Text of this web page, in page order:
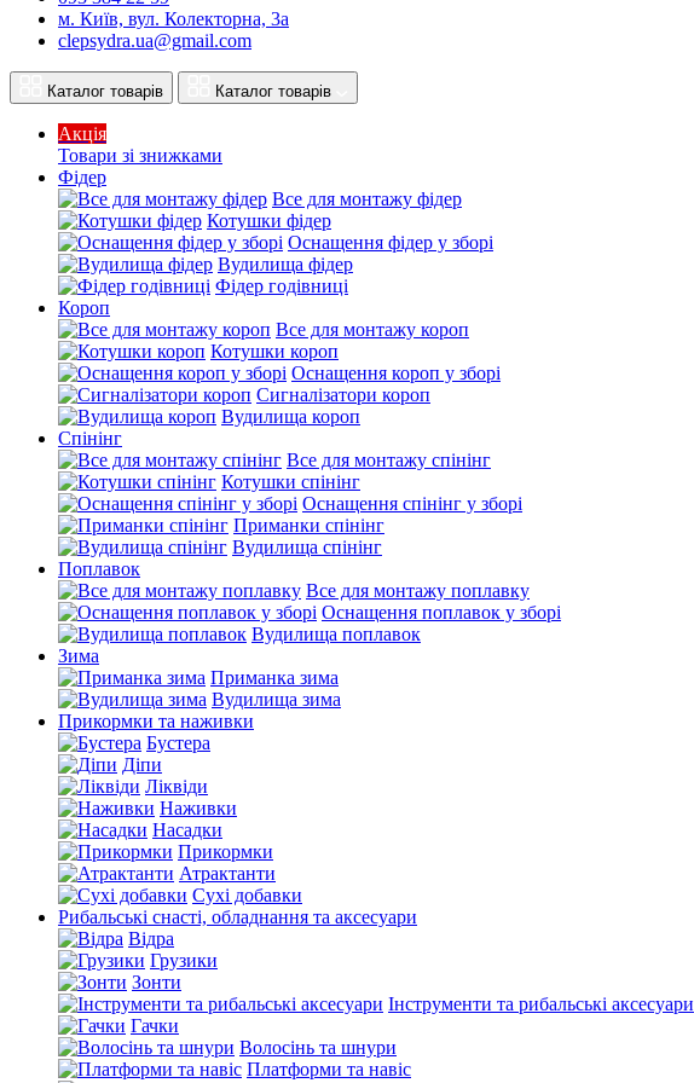
м. Київ, вул. Колекторна, 3а
clepsydra.ua@gmail.com
Каталог товарів Каталог товарів
Акція
Товари зі знижками
Фідер
Все для монтажу фідер
Котушки фідер
Оснащення фідер у зборі
Вудилища фідер
Фідер годівниці
Короп
Все для монтажу короп
Котушки короп
Оснащення короп у зборі
Сигналізатори короп
Вудилища короп
Спінінг
Все для монтажу спінінг
Котушки спінінг
Оснащення спінінг у зборі
Приманки спінінг
Вудилища спінінг
Поплавок
Все для монтажу поплавку
Оснащення поплавок у зборі
Вудилища поплавок
Зима
Приманка зима
Вудилища зима
Прикормки та наживки
Бустера
Діпи
Ліквіди
Наживки
Насадки
Прикормки
Атрактанти
Сухі добавки
Рибальські снасті, обладнання та аксесуари
Відра
Грузики
Зонти
Інструменти та рибальські аксесуари
Гачки
Волосінь та шнури
Платформи та навіс